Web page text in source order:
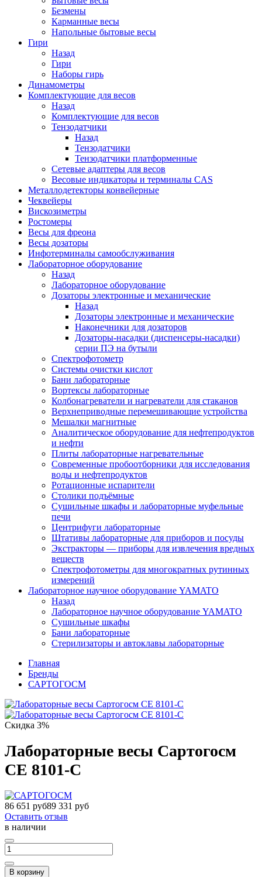
Безмены
Карманные весы
Напольные бытовые весы
Гири
Назад
Гири
Наборы гирь
Динамометры
Комплектующие для весов
Назад
Комплектующие для весов
Тензодатчики
Назад
Тензодатчики
Тензодатчики платформенные
Сетевые адаптеры для весов
Весовые индикаторы и терминалы CAS
Металлодетекторы конвейерные
Чеквейеры
Вискозиметры
Ростомеры
Весы для фреона
Весы дозаторы
Инфотерминалы самообслуживания
Лабораторное оборудование
Назад
Лабораторное оборудование
Дозаторы электронные и механические
Назад
Дозаторы электронные и механические
Наконечники для дозаторов
Дозаторы-насадки (диспенсеры-насадки)
серии ПЭ на бутыли
Спектрофотометр
Системы очистки кислот
Бани лабораторные
Вортексы лабораторные
Колбонагреватели и нагреватели для стаканов
Верхнеприводные перемешивающие устройства
Мешалки магнитные
Аналитическое оборудование для нефтепродуктов
и нефти
Плиты лабораторные нагревательные
Современные пробоотборники для исследования
воды и нефтепродуктов
Ротационные испарители
Столики подъёмные
Сушильные шкафы и лабораторные муфельные
печи
Центрифуги лабораторные
Штативы лабораторные для приборов и посуды
Экстракторы — приборы для извлечения вредных
веществ
Спектрофотометры для многократных рутинных
измерений
Лабораторное научное оборудование YAMATO
Назад
Лабораторное научное оборудование YAMATO
Сушильные шкафы
Бани лабораторные
Стерилизаторы и автоклавы лабораторные
Главная
Бренды
САРТОГОСМ
Скидка 3%
Лабораторные весы Сартогосм
СЕ 8101-С
86 651 руб89 331 руб
Оставить отзыв
в наличии
В корзину